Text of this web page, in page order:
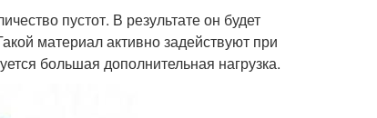
пустот. В результате он будет
материал активно задействуют при
большая дополнительная нагрузка.